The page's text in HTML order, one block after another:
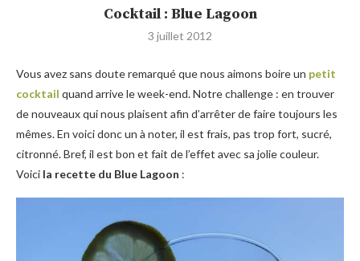
Cocktail : Blue Lagoon
3 juillet 2012
Vous avez sans doute remarqué que nous aimons boire un petit
cocktail quand arrive le week-end. Notre challenge : en trouver
de nouveaux qui nous plaisent afin d’arrêter de faire toujours les
mêmes. En voici donc un à noter, il est frais, pas trop fort, sucré,
citronné. Bref, il est bon et fait de l’effet avec sa jolie couleur.
Voici la recette du Blue Lagoon :